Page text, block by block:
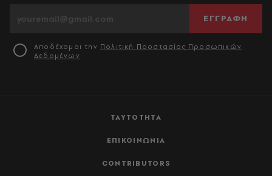
ΤΑΥΤΟΤΗΤΑ
ΕΠΙΚΟΙΝΩΝΙΑ
CONTRIBUTORS
ΕΓΓΡΑΦΗ
Αποδέχομαι την Πολιτική Προστασίας Προσωπικών
Δεδομένων